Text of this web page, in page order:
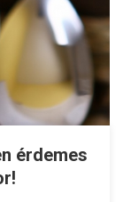
érdemes